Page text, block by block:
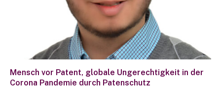
Mensch vor Patent, globale Ungerechtigkeit in der
Corona Pandemie durch Patenschutz